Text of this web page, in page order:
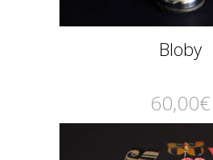
Bloby
60,00€